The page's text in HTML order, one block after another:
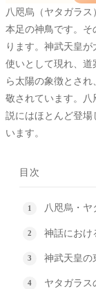
八咫烏（ヤタガラ
本足の神鳥です。
ります。神武天皇
使いとして現れ、
ら太陽の象徴とさ
敬されています。
説にはほとんど登場
います。
目次
八咫烏・ヤ
神話におけ
神武天皇の
ヤタガラス